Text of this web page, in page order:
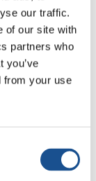
our traffic.
of our site with
partners who
you’ve
from your use
enfrenta
e
Jöelle